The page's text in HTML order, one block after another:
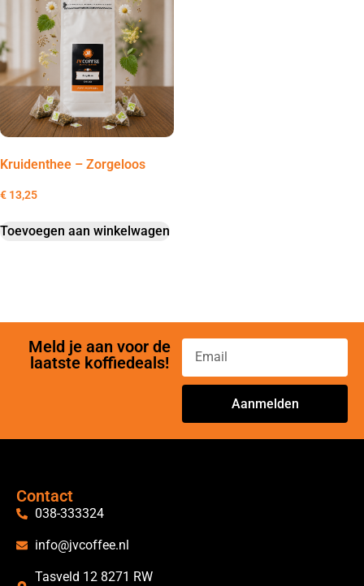
Kruidenthee – Zorgeloos
€ 13,25
Toevoegen aan winkelwagen
Meld je aan voor de
laatste koffiedeals!
Aanmelden
Contact
038-333324
info@jvcoffee.nl
Tasveld 12 8271 RW